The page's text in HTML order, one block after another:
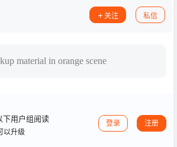
关注 私信
material in orange scene
下用户组阅读
以升级
登录 注册